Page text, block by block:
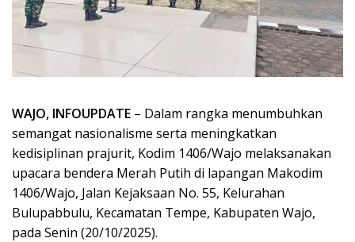
WAJO, INFOUPDATE – Dalam rangka menumbuhkan
semangat nasionalisme serta meningkatkan
kedisiplinan prajurit, Kodim 1406/Wajo melaksanakan
upacara bendera Merah Putih di lapangan Makodim
1406/Wajo, Jalan Kejaksaan No. 55, Kelurahan
Bulupabbulu, Kecamatan Tempe, Kabupaten Wajo,
pada Senin (20/10/2025).